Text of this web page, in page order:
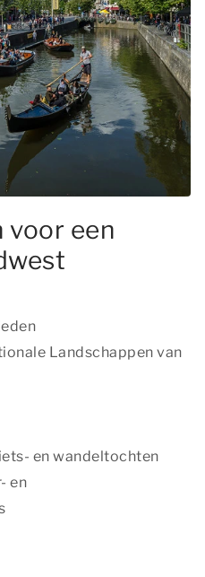
voor een
Landschappen van
en wandeltochten
en